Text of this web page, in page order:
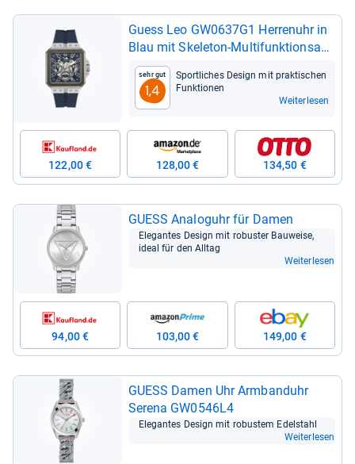
Guess Leo GW0637G1 Her­ren­uhr in
Blau mit Ske­le­ton-​Mul­ti­funk­ti­ons­an­
zeige
Sehr gut
1,4
Sport­li­ches Design mit prak­ti­schen
Funk­tio­nen
Weiterlesen
122,00 € 128,00 € 134,50 €
GUESS Ana­log­uhr für Damen
Ele­gan­tes Design mit robus­ter Bau­weise,
ideal für den All­tag
Weiterlesen
94,00 € 103,00 € 149,00 €
GUESS Damen Uhr Arm­band­uhr
Serena GW0546L4
Ele­gan­tes Design mit robus­tem Edel­stahl
Weiterlesen